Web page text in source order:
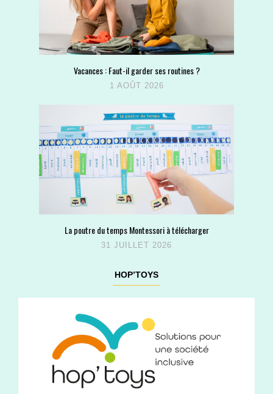
Vacances : Faut-il garder ses routines ?
1 AOÛT 2026
La poutre du temps Montessori à télécharger
31 JUILLET 2026
HOP’TOYS